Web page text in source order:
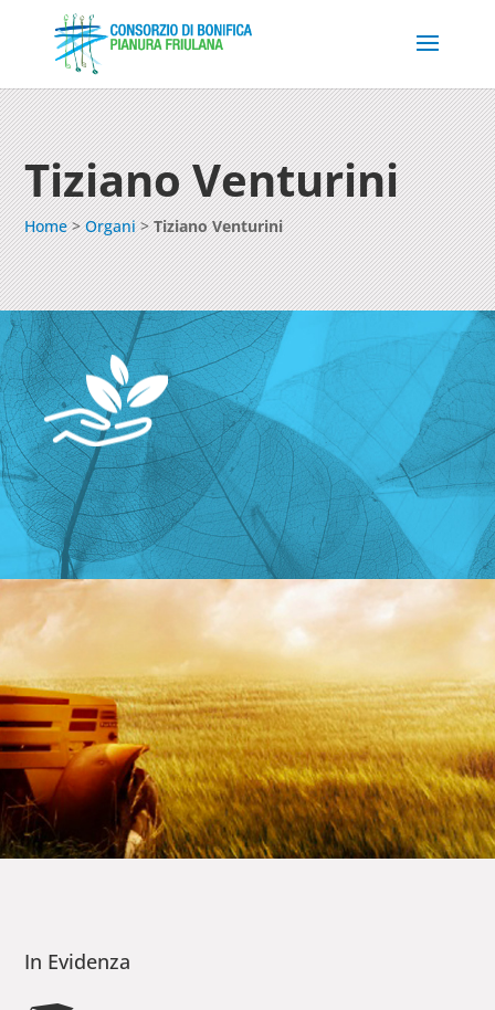
Tiziano Venturini
Home>Organi>Tiziano Venturini
In Evidenza